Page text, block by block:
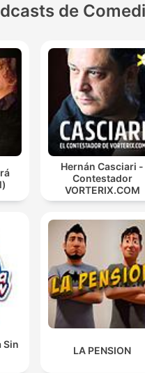
de
Hernán Casciari -
Contestador
VORTERIX.COM
Sin
LA PENSION